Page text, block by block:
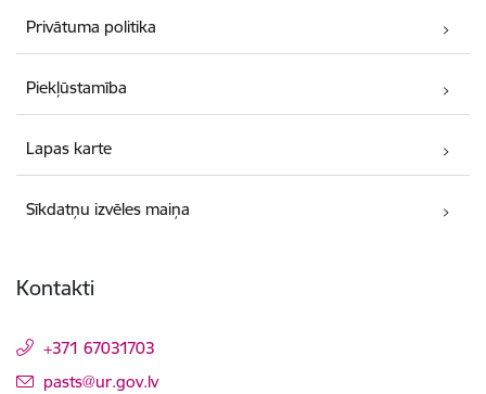
Privātuma politika
Piekļūstamība
Lapas karte
Sīkdatņu izvēles maiņa
Kontakti
+371 67031703
E-pasts:
pasts@ur.gov.lv